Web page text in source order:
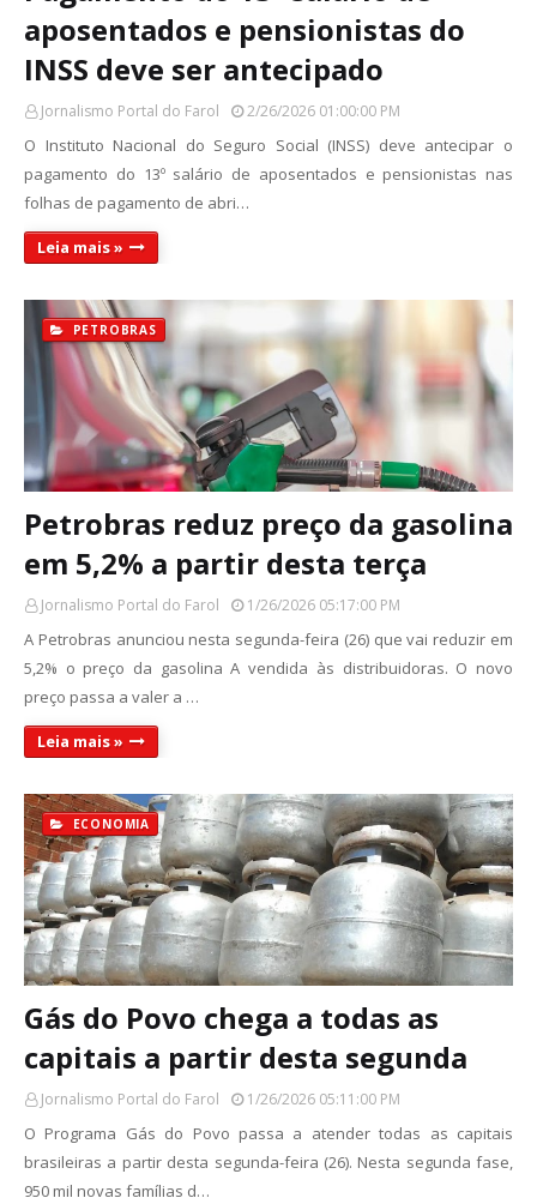
aposentados e pensionistas do
INSS deve ser antecipado
Jornalismo Portal do Farol 2/26/2026 01:00:00 PM
O Instituto Nacional do Seguro Social (INSS) deve antecipar o
pagamento do 13º salário de aposentados e pensionistas nas
folhas de pagamento de abri…
Leia mais »
PETROBRAS
Petrobras reduz preço da gasolina
em 5,2% a partir desta terça
Jornalismo Portal do Farol 1/26/2026 05:17:00 PM
A Petrobras anunciou nesta segunda-feira (26) que vai reduzir em
5,2% o preço da gasolina A vendida às distribuidoras. O novo
preço passa a valer a …
Leia mais »
ECONOMIA
Gás do Povo chega a todas as
capitais a partir desta segunda
Jornalismo Portal do Farol 1/26/2026 05:11:00 PM
O Programa Gás do Povo passa a atender todas as capitais
brasileiras a partir desta segunda-feira (26). Nesta segunda fase,
950 mil novas famílias d…